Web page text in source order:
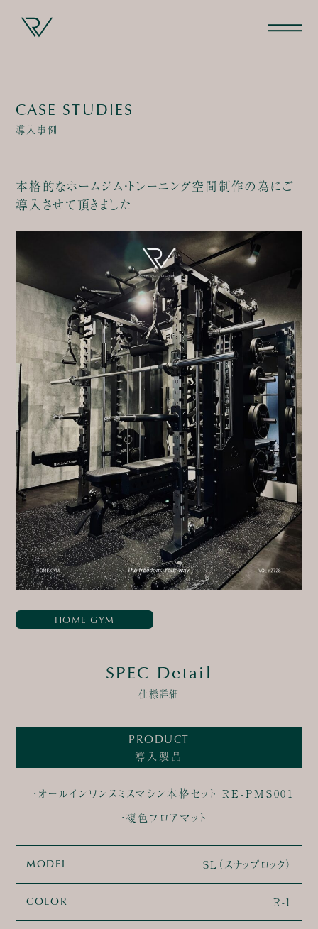
CASE STUDIES
導入事例
本格的なホームジム・トレーニング空間制作の為にご
導入させて頂きました
HOME GYM
SPEC Detail
仕様詳細
PRODUCT
導入製品
・オールインワンスミスマシン本格セット RE-PMS001
・複色フロアマット
MODEL SL（スナップロック）
COLOR R-1